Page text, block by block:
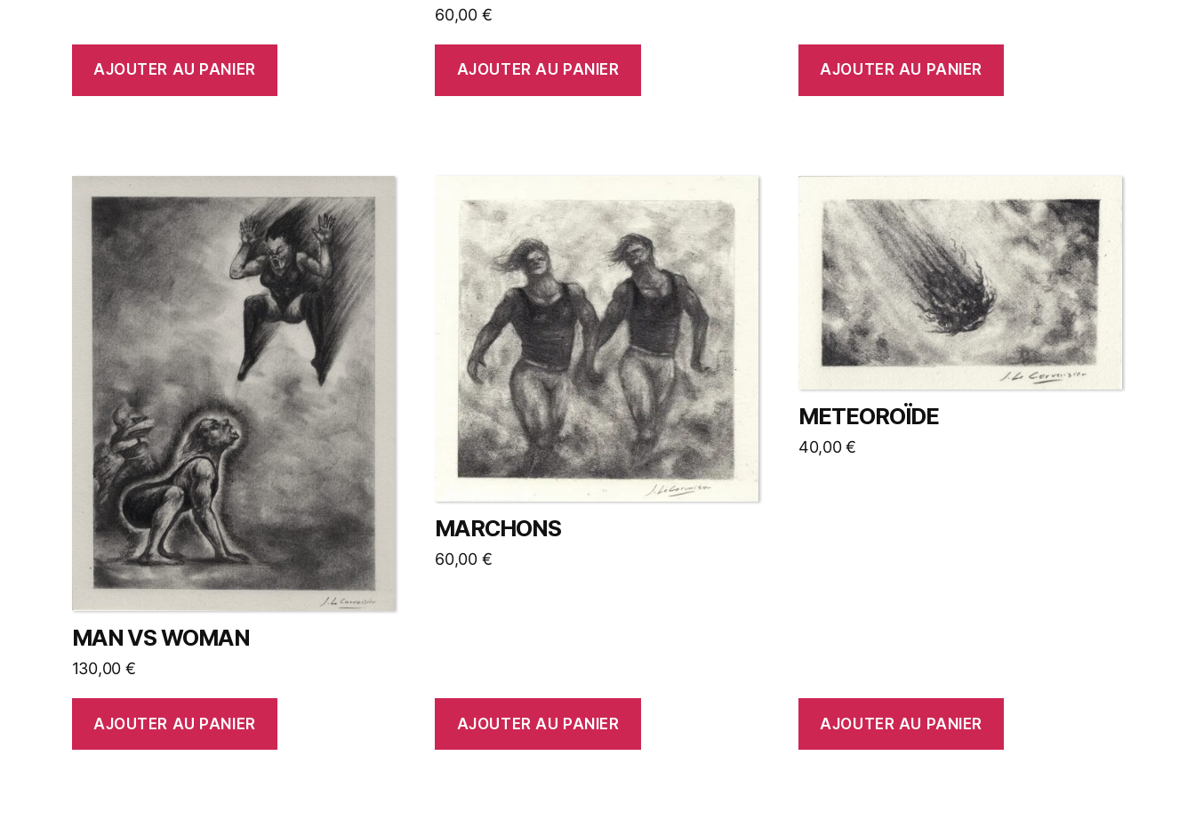
AJOUTER AU PANIER
60,00 €
AJOUTER AU PANIER AJOUTER AU PANIER
MAN VS WOMAN
130,00 €
AJOUTER AU PANIER
MARCHONS
60,00 €
AJOUTER AU PANIER
METEOROÏDE
40,00€
AJOUTER AU PANIER